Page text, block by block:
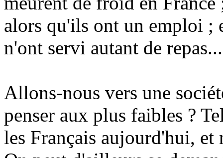
alors qu'ils ont un emploi ;
n'ont servi autant de repas...
Allons-nous vers une
penser aux plus faibles ?
les Français aujourd'hui, et